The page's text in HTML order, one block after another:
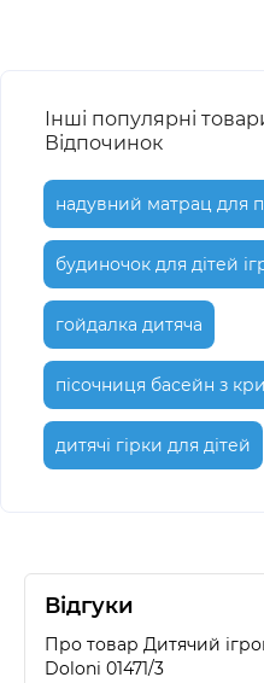
Інші популярні
Відпочинок
надувний матрац для
будиночок для дітей
гойдалка дитяча
пісочниця басейн з
дитячі гірки для дітей
Відгуки
Про товар Дитячий
Doloni 01471/3